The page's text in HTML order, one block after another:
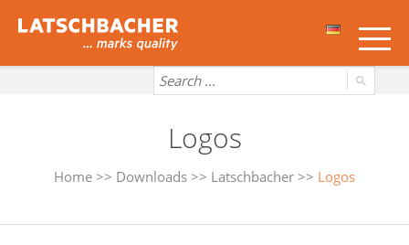
Logos
Home >> Downloads >> Latschbacher >> Logos